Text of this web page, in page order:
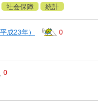
社会保障 統計
成23年）
0
0